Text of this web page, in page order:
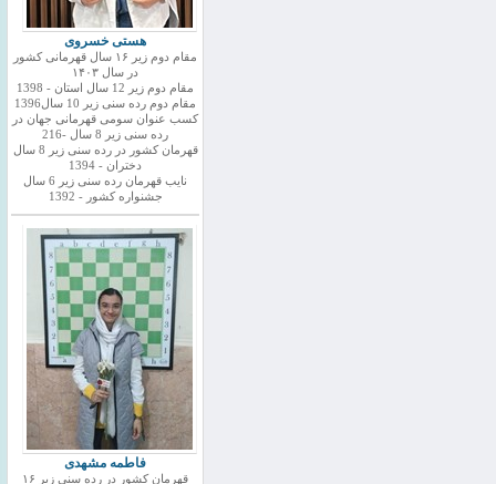
هستی خسروی
مقام دوم زیر ۱۶ سال قهرمانی کشور
در سال ۱۴۰۳
مقام دوم زیر 12 سال استان - 1398
مقام دوم رده سنی زیر 10 سال1396
کسب عنوان سومی قهرمانی جهان در
رده سنی زیر 8 سال -216
قهرمان کشور در رده سنی زیر 8 سال
دختران - 1394
نایب قهرمان رده سنی زیر 6 سال
جشنواره کشور - 1392
فاطمه مشهدی
قهرمان کشور در رده سنی زیر ۱۶